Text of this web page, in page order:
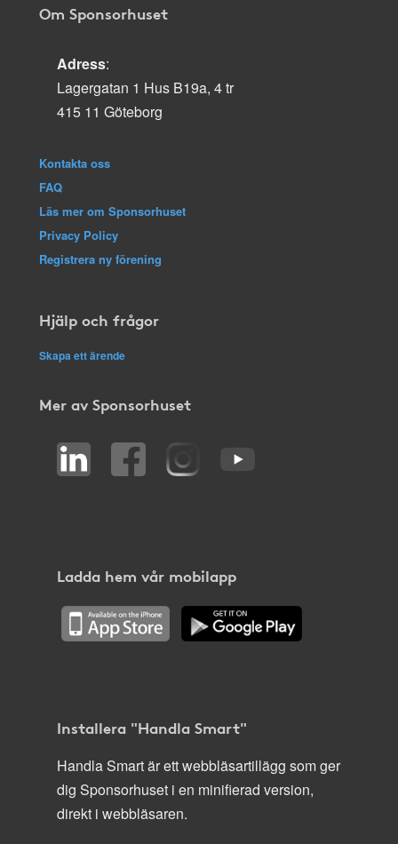
Om Sponsorhuset
Adress:
Lagergatan 1 Hus B19a, 4 tr
415 11 Göteborg
Kontakta oss
FAQ
Läs mer om Sponsorhuset
Privacy Policy
Registrera ny förening
Hjälp och frågor
Skapa ett ärende
Mer av Sponsorhuset
Ladda hem vår mobilapp
Installera "Handla Smart"
Handla Smart är ett webbläsartillägg som ger
dig Sponsorhuset i en minifierad version,
direkt i webbläsaren.